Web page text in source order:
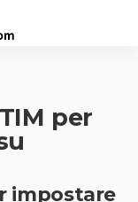
per
impostare